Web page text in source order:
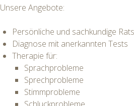
Unsere Angebote:
Persönliche und sachkundige
Diagnose mit anerkannten Tests
Therapie für:
Sprachprobleme
Sprechprobleme
Stimmprobleme